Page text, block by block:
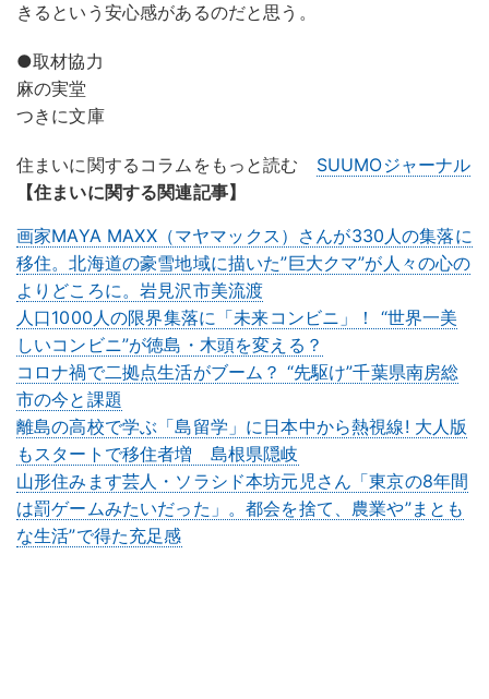
きるという安心感があるのだと思う。
●取材協力
麻の実堂
つきに文庫
住まいに関するコラムをもっと読む SUUMOジャーナル
【住まいに関する関連記事】
画家MAYA MAXX（マヤマックス）さんが330人の集落に
移住。北海道の豪雪地域に描いた”巨大クマ”が人々の心の
よりどころに。岩見沢市美流渡
人口1000人の限界集落に「未来コンビニ」！ “世界一美
しいコンビニ”が徳島・木頭を変える？
コロナ禍で二拠点生活がブーム？ “先駆け”千葉県南房総
市の今と課題
離島の高校で学ぶ「島留学」に日本中から熱視線! 大人版
もスタートで移住者増 島根県隠岐
山形住みます芸人・ソラシド本坊元児さん「東京の8年間
は罰ゲームみたいだった」。都会を捨て、農業や”まとも
な生活”で得た充足感